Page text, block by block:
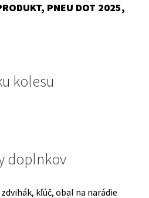
PNEU DOT 2025,
kolesu
doplnkov
kľúč, obal na narádie